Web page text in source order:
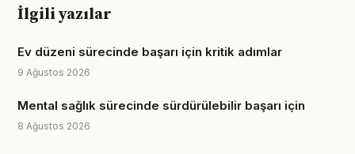
İlgili yazılar
Ev düzeni sürecinde başarı için kritik adımlar
9 Ağustos 2026
Mental sağlık sürecinde sürdürülebilir başarı için
8 Ağustos 2026